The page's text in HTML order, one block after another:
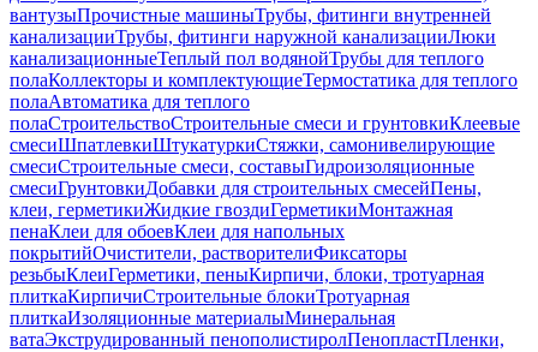
вантузыПрочистные машиныТрубы, фитинги внутренней
канализацииТрубы, фитинги наружной канализацииЛюки
канализационныеТеплый пол водянойТрубы для теплого
полаКоллекторы и комплектующиеТермостатика для теплого
полаАвтоматика для теплого
полаСтроительствоСтроительные смеси и грунтовкиКлеевые
смесиШпатлевкиШтукатуркиСтяжки, самонивелирующие
смесиСтроительные смеси, составыГидроизоляционные
смесиГрунтовкиДобавки для строительных смесейПены,
клеи, герметикиЖидкие гвоздиГерметикиМонтажная
пенаКлеи для обоевКлеи для напольных
покрытийОчистители, растворителиФиксаторы
резьбыКлеиГерметики, пеныКирпичи, блоки, тротуарная
плиткаКирпичиСтроительные блокиТротуарная
плиткаИзоляционные материалыМинеральная
ватаЭкструдированный пенополистиролПенопластПленки,